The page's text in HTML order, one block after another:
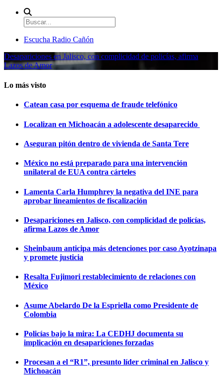
Escucha Radio Cañón
Desapariciones en Jalisco, con complicidad de policías, afirma
Lazos de Amor
Lo más visto
Catean casa por esquema de fraude telefónico
Localizan en Michoacán a adolescente desaparecido
Aseguran pitón dentro de vivienda de Santa Tere
México no está preparado para una intervención
unilateral de EUA contra cárteles
Lamenta Carla Humphrey la negativa del INE para
aprobar lineamientos de fiscalización
Desapariciones en Jalisco, con complicidad de policías,
afirma Lazos de Amor
Sheinbaum anticipa más detenciones por caso Ayotzinapa
y promete justicia
Resalta Fujimori restablecimiento de relaciones con
México
Asume Abelardo De la Espriella como Presidente de
Colombia
Policías bajo la mira: La CEDHJ documenta su
implicación en desapariciones forzadas
Procesan a el “R1”, presunto líder criminal en Jalisco y
Michoacán